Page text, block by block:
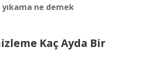
ne demek
Kaç Ayda Bir